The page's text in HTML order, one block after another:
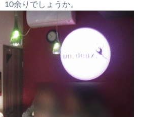
10余りでしょうか。